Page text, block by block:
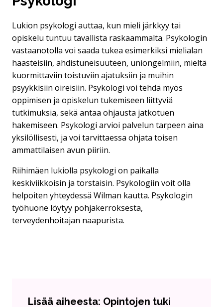
Lukion psykologi auttaa, kun mieli järkkyy tai
opiskelu tuntuu tavallista raskaammalta. Psykologin
vastaanotolla voi saada tukea esimerkiksi mielialan
haasteisiin, ahdistuneisuuteen, uniongelmiin, mieltä
kuormittaviin toistuviin ajatuksiin ja muihin
psyykkisiin oireisiin. Psykologi voi tehdä myös
oppimisen ja opiskelun tukemiseen liittyviä
tutkimuksia, sekä antaa ohjausta jatkotuen
hakemiseen. Psykologi arvioi palvelun tarpeen aina
yksilöllisesti, ja voi tarvittaessa ohjata toisen
ammattilaisen avun piiriin.
Riihimäen lukiolla psykologi on paikalla
keskiviikkoisin ja torstaisin. Psykologiin voit olla
helpoiten yhteydessä Wilman kautta. Psykologin
työhuone löytyy pohjakerroksesta,
terveydenhoitajan naapurista.
Lisää aiheesta: Opintojen tuki